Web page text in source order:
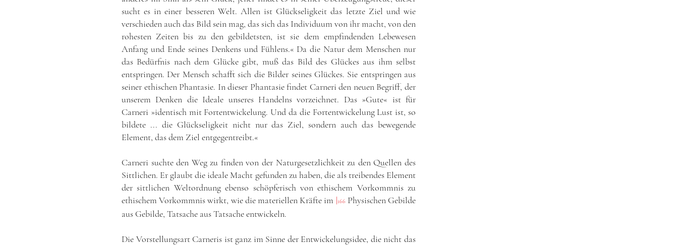
sucht es in einer besseren Welt. Allen ist Glückseligkeit das letzte Ziel und wie
verschieden auch das Bild sein mag, das sich das Individuum von ihr macht, von den
rohesten Zeiten bis zu den gebildetsten, ist sie dem empfindenden Lebewesen
Anfang und Ende seines Denkens und Fühlens.« Da die Natur dem Menschen nur
das Bedürfnis nach dem Glücke gibt, muß das Bild des Glückes aus ihm selbst
entspringen. Der Mensch schafft sich die Bilder seines Glückes. Sie entspringen aus
seiner ethischen Phantasie. In dieser Phantasie findet Carneri den neuen Begriff, der
unserem Denken die Ideale unseres Handelns vorzeichnet. Das »Gute« ist für
Carneri »identisch mit Fortentwickelung. Und da die Fortentwickelung Lust ist, so
bildete ... die Glückseligkeit nicht nur das Ziel, sondern auch das bewegende
Element, das dem Ziel entgegentreibt.«
Carneri suchte den Weg zu finden von der Naturgesetzlichkeit zu den Quellen des
Sittlichen. Er glaubt die ideale Macht gefunden zu haben, die als treibendes Element
der sittlichen Weltordnung ebenso schöpferisch von ethischem Vorkommnis zu
ethischem Vorkommnis wirkt, wie die materiellen Kräfte im |166 Physischen Gebilde
aus Gebilde, Tatsache aus Tatsache entwickeln.
Die Vorstellungsart Carneris ist ganz im Sinne der Entwickelungsidee, die nicht das